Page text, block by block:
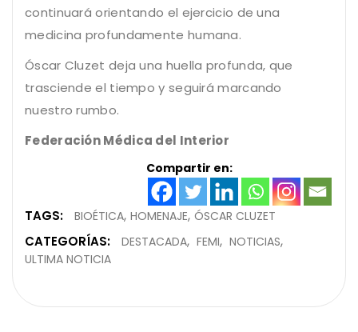
continuará orientando el ejercicio de una
medicina profundamente humana.
Óscar Cluzet deja una huella profunda, que
trasciende el tiempo y seguirá marcando
nuestro rumbo.
Federación Médica del Interior
Compartir en:
TAGS: BIOÉTICA HOMENAJE ÓSCAR CLUZET
CATEGORÍAS: DESTACADA FEMI
NOTICIAS
ULTIMA NOTICIA